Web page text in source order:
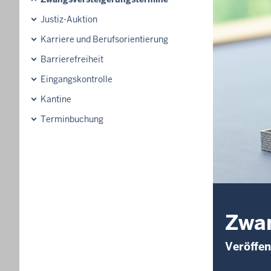
Justiz-Auktion
Karriere und Berufsorientierung
Barrierefreiheit
Eingangskontrolle
Kantine
Terminbuchung